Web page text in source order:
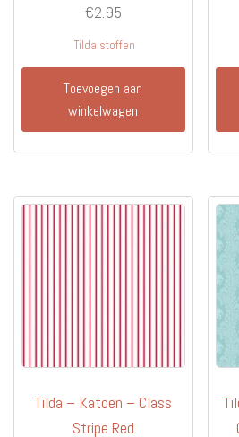
€2.95
Tilda stoffen
Toevoegen aan
winkelwagen
Tilda – Katoen – Class
Stripe Red